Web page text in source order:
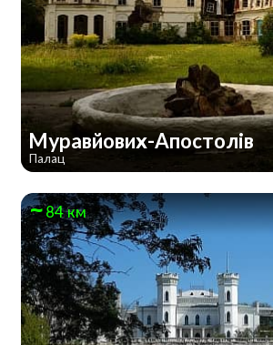
Муравйових-Апостолів
Палац
84 км